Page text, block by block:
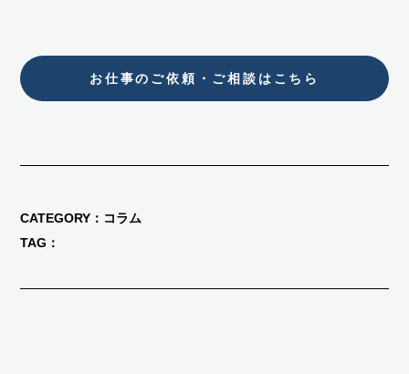
お仕事のご依頼・ご相談はこちら
CATEGORY
コラム
TAG